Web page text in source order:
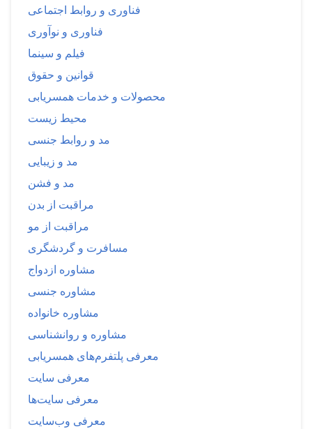
فناوری و روابط اجتماعی
فناوری و نوآوری
فیلم و سینما
قوانین و حقوق
محصولات و خدمات همسریابی
محیط زیست
مد و روابط جنسی
مد و زیبایی
مد و فشن
مراقبت از بدن
مراقبت از مو
مسافرت و گردشگری
مشاوره ازدواج
مشاوره جنسی
مشاوره خانواده
مشاوره و روانشناسی
معرفی پلتفرم‌های همسریابی
معرفی سایت
معرفی سایت‌ها
معرفی وب‌سایت